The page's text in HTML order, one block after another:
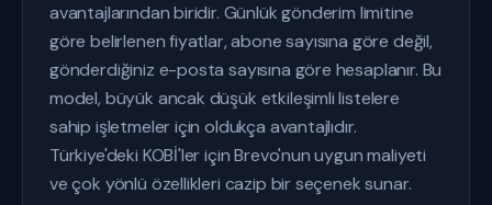
avantajlarından biridir. Günlük gönderim limitine
göre belirlenen fiyatlar, abone sayısına göre değil,
gönderdiğiniz e-posta sayısına göre hesaplanır. Bu
model, büyük ancak düşük etkileşimli listelere
sahip işletmeler için oldukça avantajlıdır.
Türkiye'deki KOBİ'ler için Brevo'nun uygun maliyeti
ve çok yönlü özellikleri cazip bir seçenek sunar.